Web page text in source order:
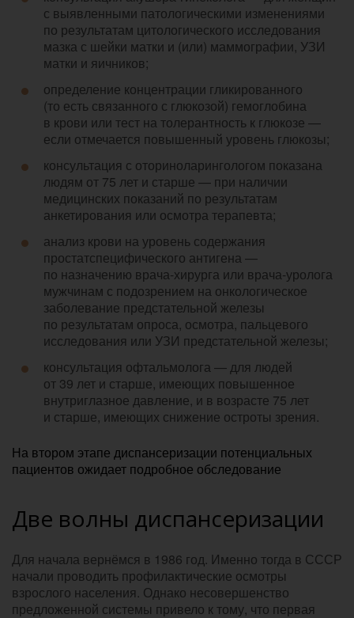
с выявленными патологическими изменениями
по результатам цитологического исследования
мазка с шейки матки и (или) маммографии, УЗИ
матки и яичников;
определение концентрации гликированного
(то есть связанного с глюкозой) гемоглобина
в крови или тест на толерантность к глюкозе —
если отмечается повышенный уровень глюкозы;
консультация с оториноларингологом показана
людям от 75 лет и старше — при наличии
медицинских показаний по результатам
анкетирования или осмотра терапевта;
анализ крови на уровень содержания
простатспецифического антигена —
по назначению врача-хирурга или врача-уролога
мужчинам с подозрением на онкологическое
заболевание предстательной железы
по результатам опроса, осмотра, пальцевого
исследования или УЗИ предстательной железы;
консультация офтальмолога — для людей
от 39 лет и старше, имеющих повышенное
внутриглазное давление, и в возрасте 75 лет
и старше, имеющих снижение остроты зрения.
На втором этапе диспансеризации потенциальных
пациентов ожидает подробное обследование
Две волны диспансеризации
Для начала вернёмся в 1986 год. Именно тогда в СССР
начали проводить профилактические осмотры
взрослого населения. Однако несовершенство
предложенной системы привело к тому, что первая